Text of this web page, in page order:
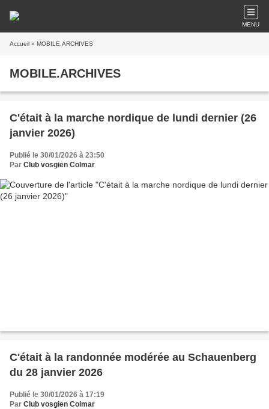
MENU
Accueil » MOBILE.ARCHIVES
MOBILE.ARCHIVES
C'était à la marche nordique de lundi dernier (26
janvier 2026)
Publié le 30/01/2026 à 23:50
Par Club vosgien Colmar
C'était à la randonnée modérée au Schauenberg
du 28 janvier 2026
Publié le 30/01/2026 à 17:19
Par Club vosgien Colmar